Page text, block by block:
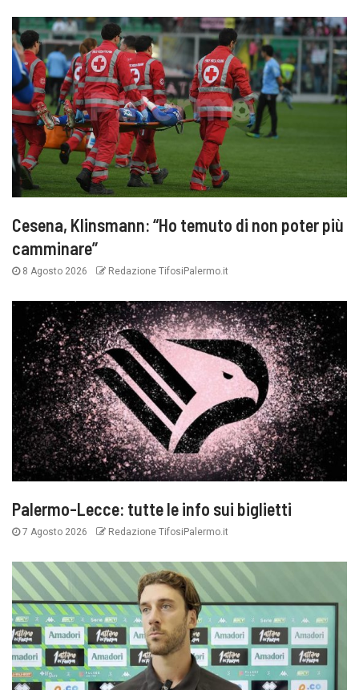
Cesena, Klinsmann: “Ho temuto di non poter più
camminare”
8 Agosto 2026 Redazione TifosiPalermo.it
Palermo-Lecce: tutte le info sui biglietti
7 Agosto 2026 Redazione TifosiPalermo.it